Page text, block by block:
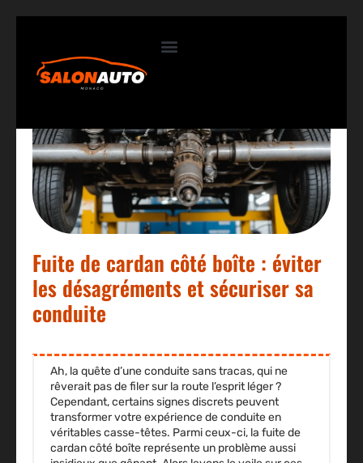
Fuite de cardan côté boîte : éviter
les désagréments et sécuriser sa
conduite
Ah, la quête d’une conduite sans tracas, qui ne
rêverait pas de filer sur la route l’esprit léger ?
Cependant, certains signes discrets peuvent
transformer votre expérience de conduite en
véritables casse-têtes. Parmi ceux-ci, la fuite de
cardan côté boîte représente un problème aussi